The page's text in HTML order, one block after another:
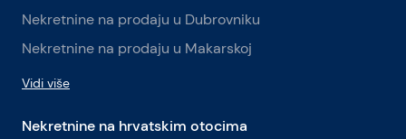
Nekretnine na prodaju u Dubrovniku
Nekretnine na prodaju u Makarskoj
Vidi više
Nekretnine na hrvatskim otocima